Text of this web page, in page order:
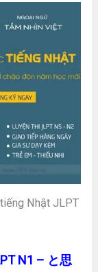
Nhật JLPT
N1 – と思